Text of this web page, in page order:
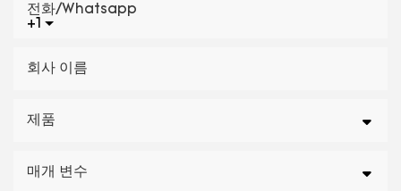
+1
전화/whatsapp
회사 이름
제품
매개 변수